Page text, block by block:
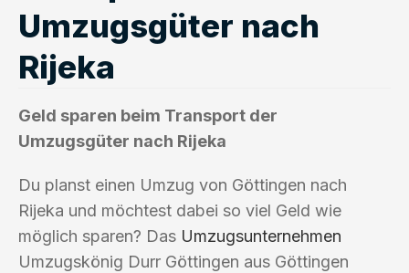
Umzugsgüter nach
Rijeka
Geld sparen beim Transport der
Umzugsgüter nach Rijeka
Du planst einen Umzug von Göttingen nach
Rijeka und möchtest dabei so viel Geld wie
möglich sparen? Das Umzugsunternehmen
Umzugskönig Durr Göttingen aus Göttingen